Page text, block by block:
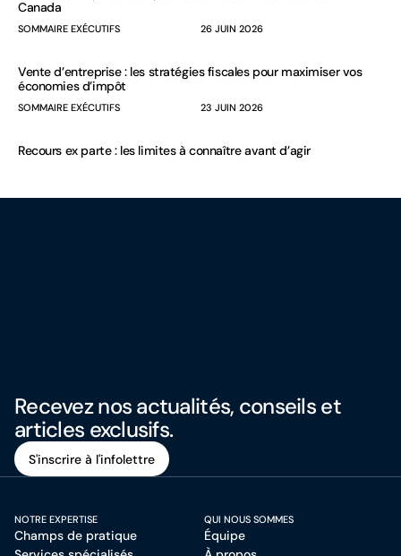
Canada
SOMMAIRE EXÉCUTIFS 26 JUIN 2026
Vente d’entreprise : les stratégies fiscales pour maximiser vos
économies d’impôt
SOMMAIRE EXÉCUTIFS 23 JUIN 2026
Recours ex parte : les limites à connaître avant d’agir
Recevez nos actualités, conseils et
articles exclusifs.
S'inscrire à l'infolettre
NOTRE EXPERTISE
Champs de pratique
QUI NOUS SOMMES
Équipe